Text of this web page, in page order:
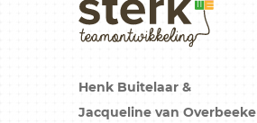
Henk Buitelaar &
Jacqueline van Overbeeke